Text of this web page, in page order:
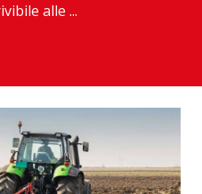
alle ...